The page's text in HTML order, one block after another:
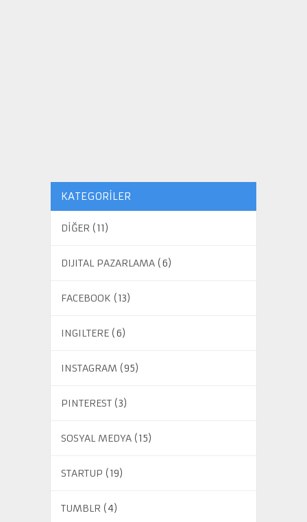
KATEGORILER
DİĞER (11)
DIJITAL PAZARLAMA(6)
FACEBOOK (13)
INGILTERE(6)
INSTAGRAM (95)
PINTEREST(3)
SOSYAL MEDYA(15)
STARTUP (19)
TUMBLR (4)